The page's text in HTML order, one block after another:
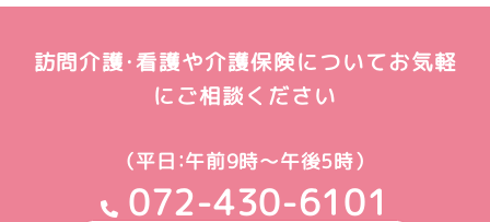
訪問介護・看護や介護保険についてお気軽
にご相談ください
（平日：午前9時～午後5時）
072-430-6101